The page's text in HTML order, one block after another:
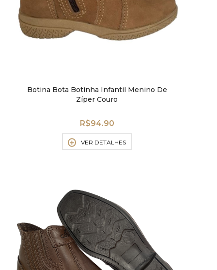
Botina Bota Botinha Infantil Menino De
Zíper Couro
R$94.90
VER DETALHES